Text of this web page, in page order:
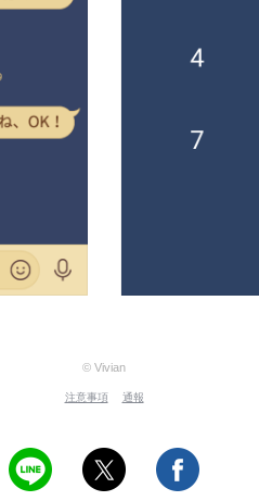
© Vivian
注意事項 通報